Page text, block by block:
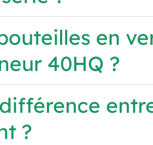
en
40HQ ?
?